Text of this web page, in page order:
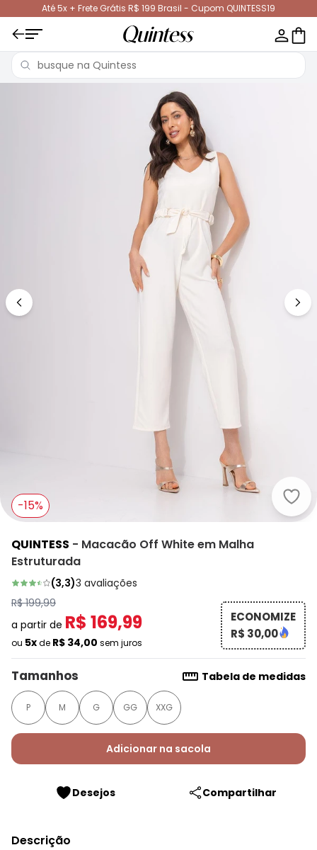
Até 5x + Frete Grátis R$ 199 Brasil - Cupom QUINTESS19
-15%
QUINTESS - Macacão Off White em Malha
Estruturada
(3,3)3 avaliações
R$ 199,99
a partir de R$ 169,99
ou 5xde R$ 34,00 sem juros
ECONOMIZE
R$ 30,00
Tamanhos Tabela de medidas
P M G GG XXG
Adicionar na sacola
Desejos Compartilhar
Descrição